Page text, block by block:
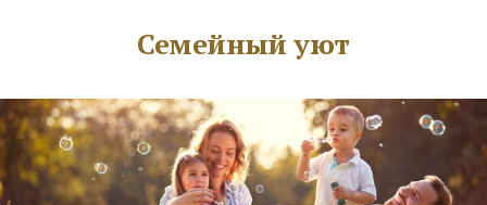
Семейный уют